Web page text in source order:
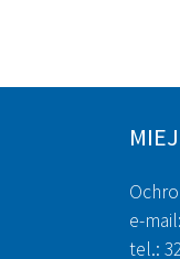
e-
tel.: